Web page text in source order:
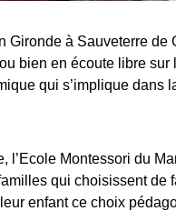
Gironde à Sauveterre de
bien en écoute libre sur
qui s’implique dans
l’Ecole Montessori du
qui choisissent de
enfant ce choix